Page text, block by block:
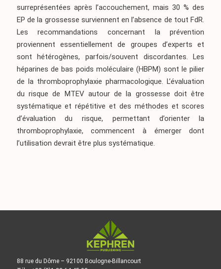
surreprésentées après l’accouchement, mais 30 % des
EP de la grossesse surviennent en l’absence de tout FdR.
Les recommandations concernant la prévention
proviennent essentiellement de groupes d’experts et
sont hétérogènes, parfois/souvent discordantes. Les
héparines de bas poids moléculaire (HBPM) sont le pilier
de la thromboprophylaxie pharmacologique. L’évaluation
du risque de MTEV autour de la grossesse doit être
systématique et répétitive et des méthodes et scores
d’évaluation du risque, permettant d’orienter la
thromboprophylaxie, commencent à émerger dont
l’utilisation devrait être plus systématique.
88 rue du Dôme – 92100 Boulogne-Billancourt